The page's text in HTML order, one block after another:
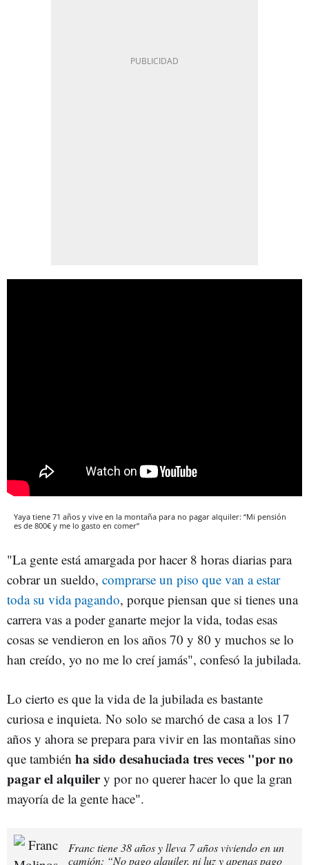
Yaya tiene 71 años y vive en la montaña para no pagar alquiler: “Mi pensión
es de 800€ y me lo gasto en comer”
"La gente está amargada por hacer 8 horas diarias para
cobrar un sueldo, comprarse un piso que van a estar
toda su vida pagando, porque piensan que si tienes una
carrera vas a poder ganarte mejor la vida, todas esas
cosas se vendieron en los años 70 y 80 y muchos se lo
han creído, yo no me lo creí jamás", confesó la jubilada.
Lo cierto es que la vida de la jubilada es bastante
curiosa e inquieta. No solo se marchó de casa a los 17
años y ahora se prepara para vivir en las montañas sino
que también ha sido desahuciada tres veces "por no
pagar el alquilery por no querer hacer lo que la gran
mayoría de la gente hace".
Franc tiene 38 años y lleva 7 años viviendo en un
camión: “No pago alquiler, ni luz y apenas pago